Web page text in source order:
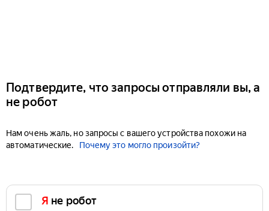
Подтвердите, что запросы отправляли вы, а
не робот
Нам очень жаль, но запросы с вашего устройства похожи на
автоматические.
Почему это могло произойти?
Я не робот